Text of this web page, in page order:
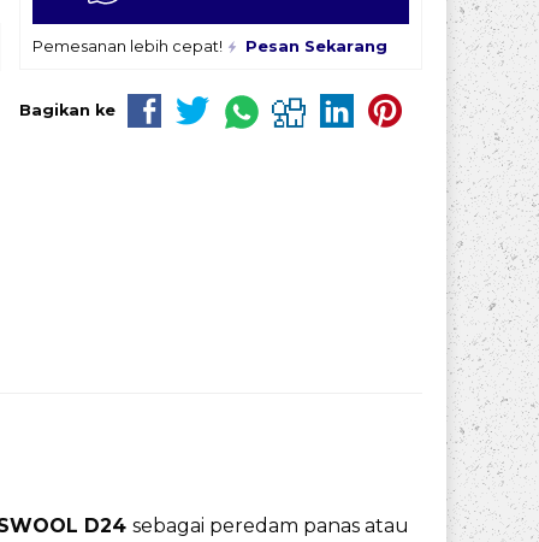
Pemesanan lebih cepat! Pesan Sekarang
Bagikan ke
D24 sebagai peredam panas atau